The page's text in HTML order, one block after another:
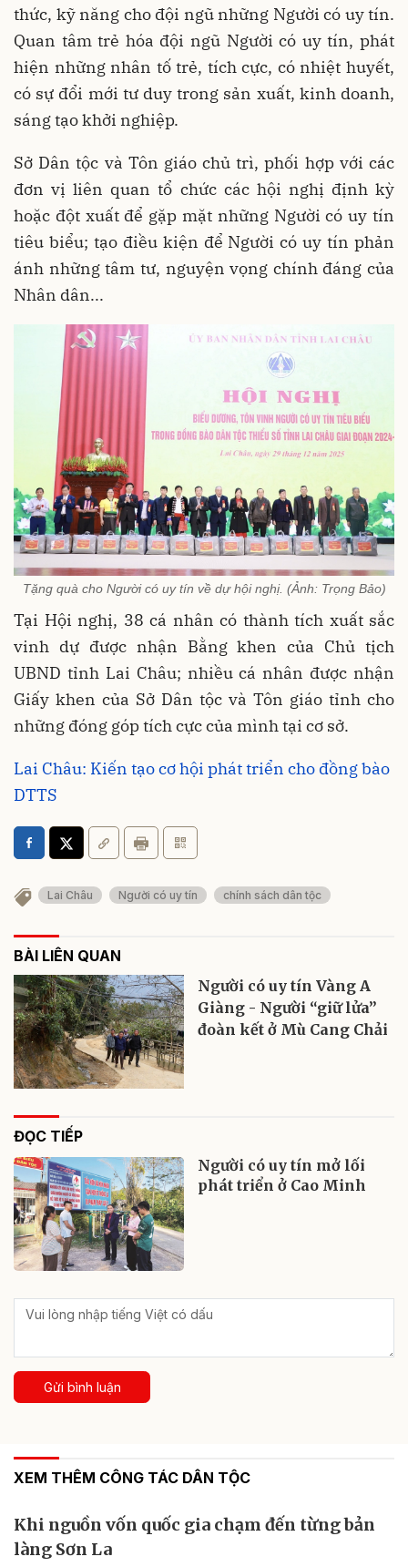
thức, kỹ năng cho đội ngũ những Người có uy tín.
Quan tâm trẻ hóa đội ngũ Người có uy tín, phát
hiện những nhân tố trẻ, tích cực, có nhiệt huyết,
có sự đổi mới tư duy trong sản xuất, kinh doanh,
sáng tạo khởi nghiệp.
Sở Dân tộc và Tôn giáo chủ trì, phối hợp với các
đơn vị liên quan tổ chức các hội nghị định kỳ
hoặc đột xuất để gặp mặt những Người có uy tín
tiêu biểu; tạo điều kiện để Người có uy tín phản
ánh những tâm tư, nguyện vọng chính đáng của
Nhân dân...
Tặng quà cho Người có uy tín về dự hội nghị. (Ảnh: Trọng Bảo)
Tại Hội nghị, 38 cá nhân có thành tích xuất sắc
vinh dự được nhận Bằng khen của Chủ tịch
UBND tỉnh Lai Châu; nhiều cá nhân được nhận
Giấy khen của Sở Dân tộc và Tôn giáo tỉnh cho
những đóng góp tích cực của mình tại cơ sở.
Lai Châu: Kiến tạo cơ hội phát triển cho đồng bào
DTTS
Lai Châu Người có uy tín chính sách dân tộc
BÀI LIÊN QUAN
Người có uy tín Vàng A
Giàng - Người “giữ lửa”
đoàn kết ở Mù Cang Chải
ĐỌC TIẾP
Người có uy tín mở lối
phát triển ở Cao Minh
Gửi bình luận
XEM THÊM CÔNG TÁC DÂN TỘC
Khi nguồn vốn quốc gia chạm đến từng bản
làng Sơn La